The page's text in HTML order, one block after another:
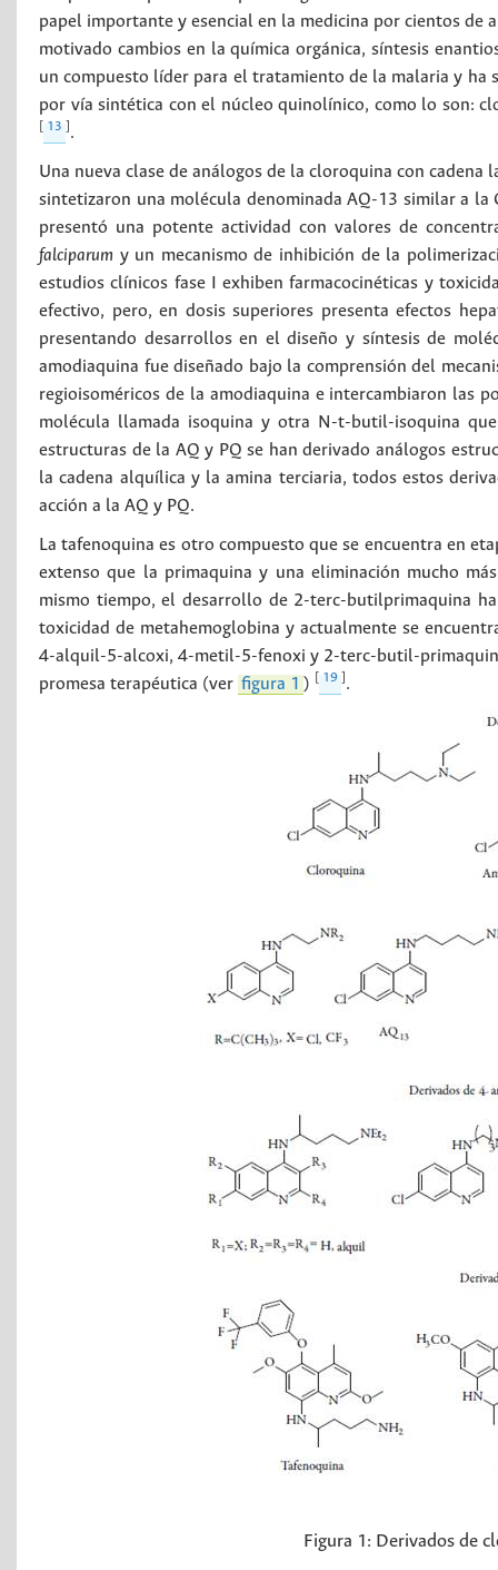
papel importante y esencial en la medicina por cientos de
motivado cambios en la química orgánica, síntesis
un compuesto líder para el tratamiento de la malaria y ha
por vía sintética con el núcleo quinolínico, como lo son:
13 .
Una nueva clase de análogos de la cloroquina con
sintetizaron una molécula denominada AQ-13 similar a
presentó una potente actividad con valores de
falciparum y un mecanismo de inhibición de la
estudios clínicos fase I exhiben farmacocinéticas y
efectivo, pero, en dosis superiores presenta efectos
presentando desarrollos en el diseño y síntesis de
amodiaquina fue diseñado bajo la comprensión del
regioisoméricos de la amodiaquina e intercambiaron las
molécula llamada isoquina y otra N-t-butil-isoquina
estructuras de la AQ y PQ se han derivado análogos
la cadena alquílica y la amina terciaria, todos estos
acción a la AQ y PQ.
La tafenoquina es otro compuesto que se encuentra en
extenso que la primaquina y una eliminación mucho
mismo tiempo, el desarrollo de 2-terc-butilprimaquina
toxicidad de metahemoglobina y actualmente se
4-alquil-5-alcoxi, 4-metil-5-fenoxi y 2-terc-butil-
promesa terapéutica (ver figura 1 ) 19 .
Figura 1: Derivados de